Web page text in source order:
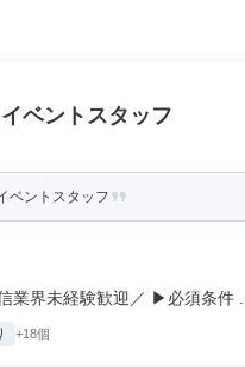
ベントスタッフ
ベントスタッフ
業界未経験歓迎／ ▶必須条件 ...
+18個